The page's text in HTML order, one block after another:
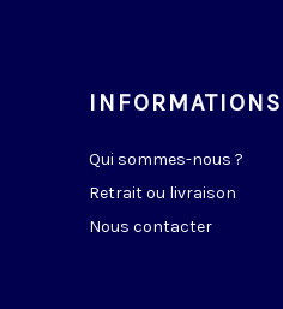
INFORMATIONS
Qui sommes-nous ?
Retrait ou livraison
Nous contacter